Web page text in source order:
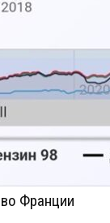
Франции